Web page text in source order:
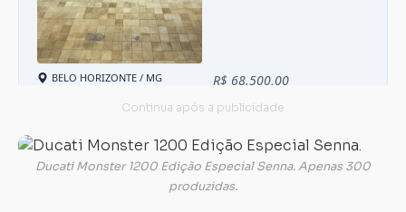
Ducati Monster 1200 Edição Especial Senna. Apenas 300
produzidas.
Carregando...
Carregando...